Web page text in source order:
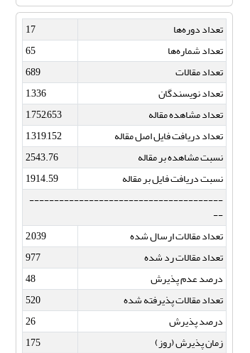
تعداد دوره‌ها
17
تعداد شماره‌ها
65
تعداد مقالات
689
تعداد نویسندگان
1,336
تعداد مشاهده مقاله
1,752,653
تعداد دریافت فایل اصل مقاله
1,319,152
نسبت مشاهده بر مقاله
2543.76
نسبت دریافت فایل بر مقاله
1914.59
---------------------------------------
--
تعداد مقالات ارسال شده
2,039
تعداد مقالات رد شده
977
درصد عدم پذیرش
48
تعداد مقالات پذیرفته شده
520
درصد پذیرش
26
زمان پذیرش (روز)
175